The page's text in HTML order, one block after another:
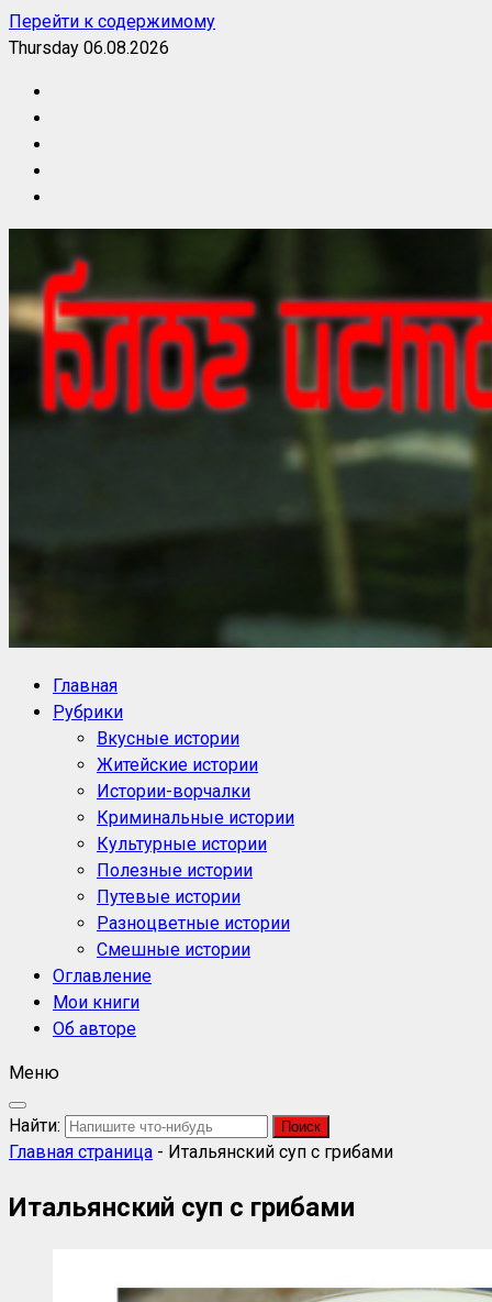
Перейти к содержимому
Thursday 06.08.2026
Блог историй NoorySan
Главная
Рубрики
Вкусные истории
Житейские истории
Истории-ворчалки
Криминальные истории
Культурные истории
Полезные истории
Путевые истории
Разноцветные истории
Смешные истории
Оглавление
Мои книги
Об авторе
Меню
Найти:
Главная страница - Итальянский суп с грибами
Итальянский суп с грибами